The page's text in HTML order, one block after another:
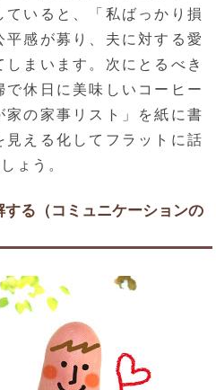
ていると、「私ばっかり損
平感が募り、夫に対する愛
まいます。次にとるべき
休日に美味しいコーヒー
家の家事リスト」を紙に書
見える化してフラットに話
ょう。
る（コミュニケーションの